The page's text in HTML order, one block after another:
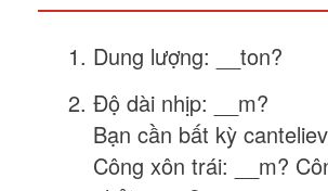
Dung lượng: __ton?
Độ dài nhịp: __m?
Bạn cần bất kỳ
Công xôn trái: __m?